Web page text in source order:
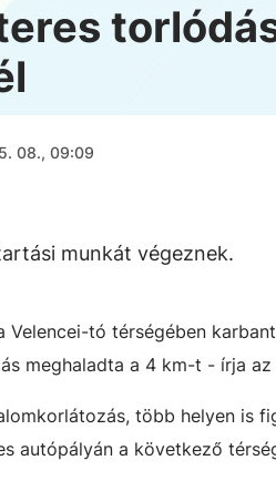
08., 09:09
munkát végeznek.
tó térségében
meghaladta a 4 km-t - írja
több helyen is
autópályán a következő